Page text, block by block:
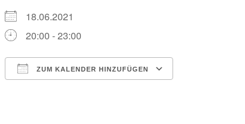
18.06.2021
20:00 - 23:00
ZUM KALENDER HINZUFÜGEN